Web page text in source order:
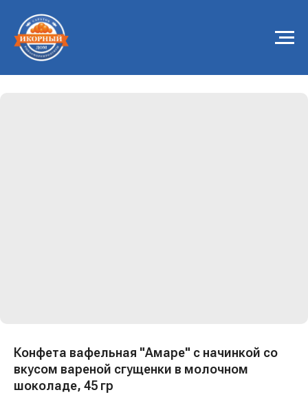
Конфета вафельная "Амаре" с начинкой со
вкусом вареной сгущенки в молочном
шоколаде, 45 гр